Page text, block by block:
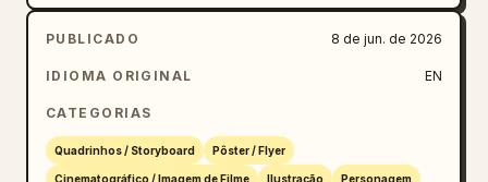
perspectiva dramática por trás do anão
observador, profundidade de campo rasa, sem
objetos modernos. Inclua uma pequena
inferior direito lendo
Oyagi .
PUBLICADO 8 de jun. de 2026
IDIOMA ORIGINAL EN
CATEGORIAS
Quadrinhos / Storyboard Pôster / Flyer
Cinematográfico / Imagem de Filme Ilustração Personagem